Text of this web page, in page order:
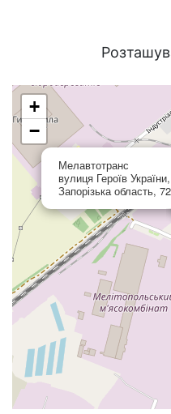
Мелавтотранс
вулиця Героїв
Запорізька область,
+
−